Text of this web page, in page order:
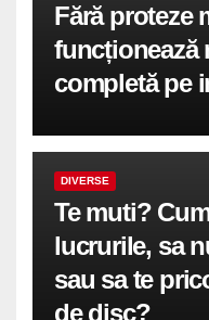
Fără proteze
funcționează
completă pe
DIVERSE
Te muti?
lucrurile, sa
sau sa te
de disc?